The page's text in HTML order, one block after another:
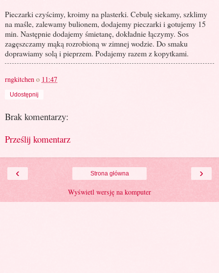
Pieczarki czyścimy, kroimy na plasterki. Cebulę siekamy, szklimy
na maśle, zalewamy bulionem, dodajemy pieczarki i gotujemy 15
min. Następnie dodajemy śmietanę, dokładnie łączymy. Sos
zagęszczamy mąką rozrobioną w zimnej wodzie. Do smaku
doprawiamy solą i pieprzem. Podajemy razem z kopytkami.
rngkitchen o 11:47
Udostępnij
Brak komentarzy:
Prześlij komentarz
‹ ›
Strona główna
Wyświetl wersję na komputer